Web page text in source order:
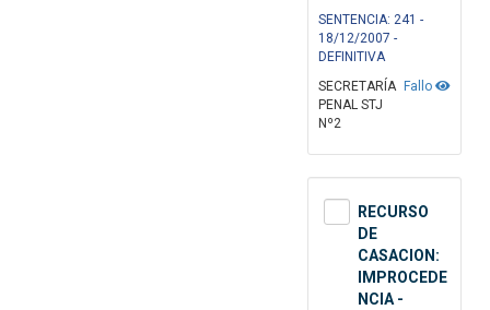
SENTENCIA: 241 -
18/12/2007 -
DEFINITIVA
Fallo
SECRETARÍA
PENAL STJ
Nº2
RECURSO
DE
CASACION:
IMPROCEDE
NCIA -